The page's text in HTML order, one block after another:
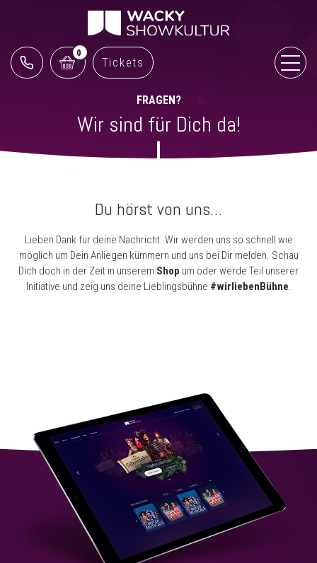
0
Tickets
FRAGEN?
Wir sind für Dich da!
Du hörst von uns…
Lieben Dank für deine Nachricht. Wir werden uns so schnell wie
möglich um Dein Anliegen kümmern und uns bei Dir melden. Schau
Dich doch in der Zeit in unserem Shop um oder werde Teil unserer
Initiative und zeig uns deine Lieblingsbühne #wirliebenBühne.